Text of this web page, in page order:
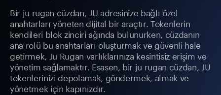
Bir ju rugan cüzdan, JU adresinize bağlı özel
anahtarları yöneten dijital bir araçtır. Tokenlerin
kendileri blok zinciri ağında bulunurken, cüzdanın
ana rolü bu anahtarları oluşturmak ve güvenli hale
getirmek, Ju Rugan varlıklarınıza kesintisiz erişim ve
yönetim sağlamaktır. Esasen, bir ju rugan cüzdan, JU
tokenlerinizi depolamak, göndermek, almak ve
yönetmek için kapınızdır.